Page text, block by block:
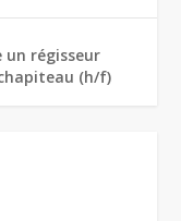
un régisseur
(h/f)